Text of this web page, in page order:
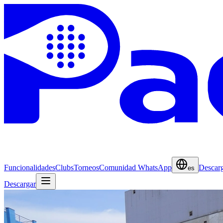
FuncionalidadesClubsTorneosComunidad WhatsApp es
Descargar